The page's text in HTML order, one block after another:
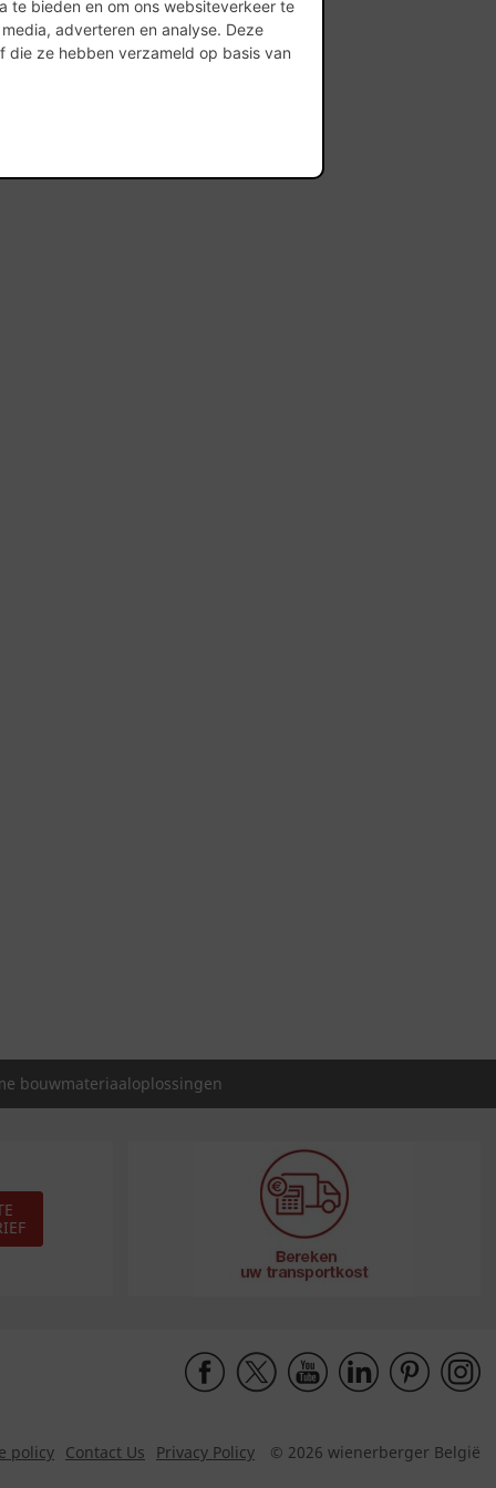
te bieden en om ons websiteverkeer te
adverteren en analyse. Deze
ze hebben verzameld op basis van
bouwmateriaaloplossingen
policy Contact Us Privacy Policy © 2026 wienerberger België